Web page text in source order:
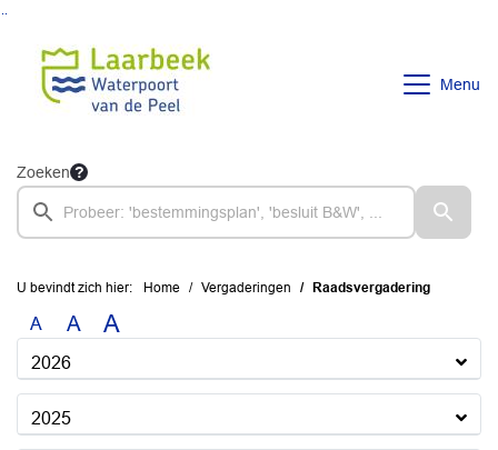
Menu
Zoeken
U bevindt zich hier: Home Vergaderingen Raadsvergadering
A A A
2026
2025